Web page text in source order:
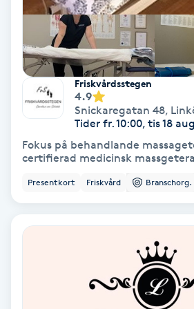
Klangmassage
Klippning
Klippning & Slingor
Klippning ungdom
Koppningsmassage
Kosmetisk tatuering
Friskvårdsstegen
4.9
Snickaregatan 48,
Tider fr. 10:00, tis 18
Fokus på behandlande
certifierad medicinsk
Presentkort Friskvård Branschorg.